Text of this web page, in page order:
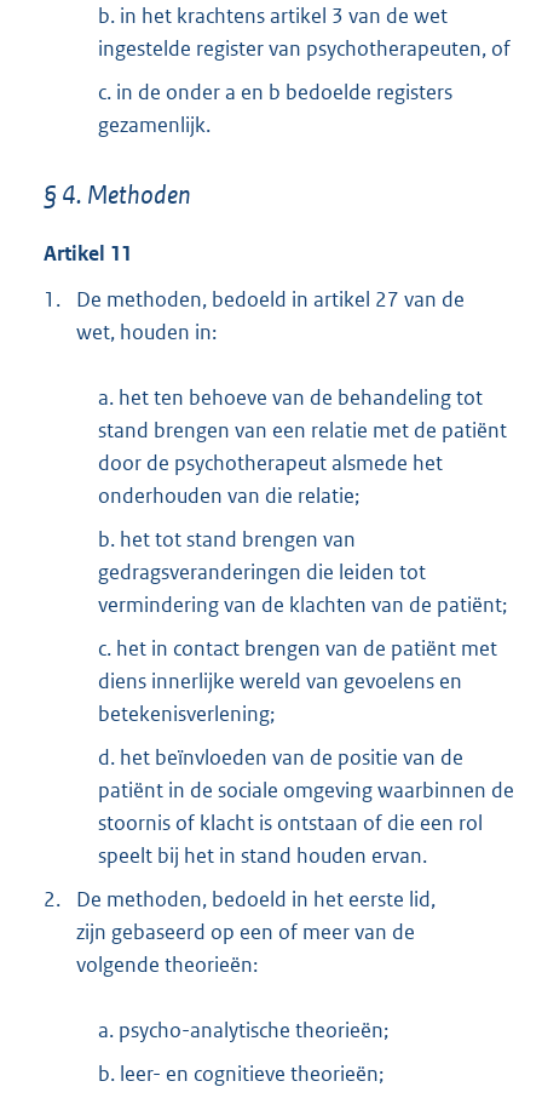
b. in het krachtens artikel 3 van de wet
ingestelde register van psychotherapeuten, of
c. in de onder a en b bedoelde registers
gezamenlijk.
§ 4. Methoden
Artikel 11
1.
De methoden, bedoeld in artikel 27 van de
wet, houden in:
a. het ten behoeve van de behandeling tot
stand brengen van een relatie met de patiënt
door de psychotherapeut alsmede het
onderhouden van die relatie;
b. het tot stand brengen van
gedragsveranderingen die leiden tot
vermindering van de klachten van de patiënt;
c. het in contact brengen van de patiënt met
diens innerlijke wereld van gevoelens en
betekenisverlening;
d. het beïnvloeden van de positie van de
patiënt in de sociale omgeving waarbinnen de
stoornis of klacht is ontstaan of die een rol
speelt bij het in stand houden ervan.
2.
De methoden, bedoeld in het eerste lid,
zijn gebaseerd op een of meer van de
volgende theorieën:
a. psycho-analytische theorieën;
b. leer- en cognitieve theorieën;